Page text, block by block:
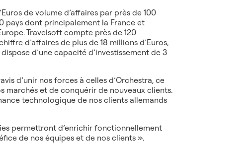
de volume d’affaires par près de 100
pays dont principalement la France et
Travelsoft compte près de 120
d’affaires de plus de 18 millions d’Euros,
d’une capacité d’investissement de 3
d’unir nos forces à celles d’Orchestra, ce
marchés et de conquérir de nouveaux clients.
technologique de nos clients allemands
permettront d’enrichir fonctionnellement
de nos équipes et de nos clients ».